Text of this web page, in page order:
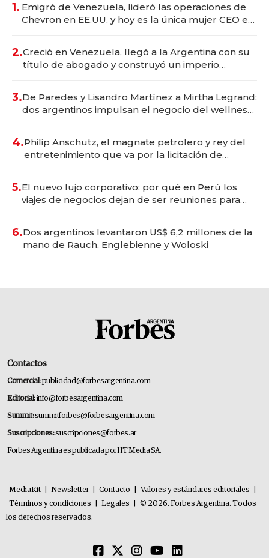
1. Emigró de Venezuela, lideró las operaciones de
Chevron en EE.UU. y hoy es la única mujer CEO en
2.Creció en Venezuela, llegó a la Argentina con su
título de abogado y construyó un imperio
3.De Paredes y Lisandro Martínez a Mirtha Legrand:
dos argentinos impulsan el negocio del wellness
4.Philip Anschutz, el magnate petrolero y rey del
entretenimiento que va por la licitación de
5.El nuevo lujo corporativo: por qué en Perú los
viajes de negocios dejan de ser reuniones para
6.Dos argentinos levantaron US$ 6,2 millones de la
mano de Rauch, Englebienne y Woloski
Contactos
Comercial:publicidad@forbesargentina.com
Editorial:info@forbesargentina.com
Summit:summitforbes@forbesargentina.com
Suscripciones:suscripciones@forbes.ar
Forbes Argentina es publicada por HT Media SA.
MediaKit Newsletter Contacto Valores y estándares editoriales
Términos y condiciones
Legales
© 2026. Forbes Argentina. Todos
los derechos reservados.